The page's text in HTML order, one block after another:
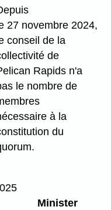
27 novembre 2024,
conseil de la
de
Rapids n'a
le nombre de
à la
du
Minister